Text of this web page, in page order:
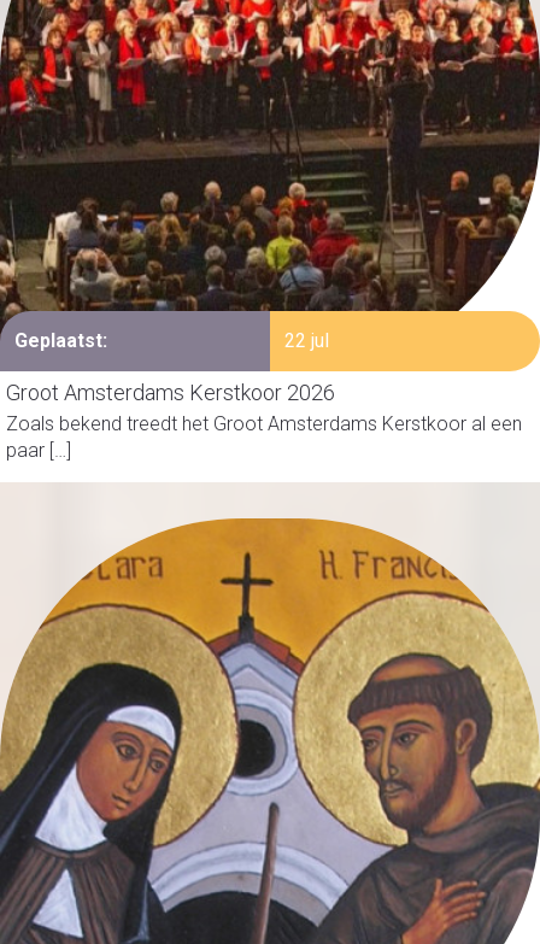
Geplaatst: 22 jul
Groot Amsterdams Kerstkoor 2026
Zoals bekend treedt het Groot Amsterdams Kerstkoor al een
paar […]